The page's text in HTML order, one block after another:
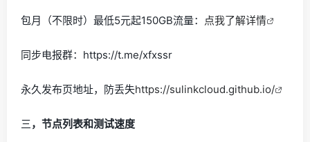
包月（不限时）最低5元起150GB流量： 点我了解详情
同步电报群：https://t.me/xfxssr
永久发布页地址，防丢失https://sulinkcloud.github.io/
三，节点列表和测试速度